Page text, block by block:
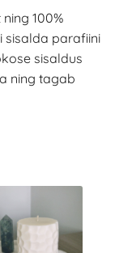
100%
sisalda parafiini
sisaldus
ning tagab